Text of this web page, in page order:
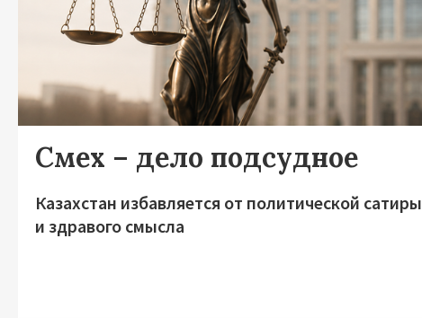
Смех – дело подсудное
Казахстан избавляется от политической сатиры
и здравого смысла